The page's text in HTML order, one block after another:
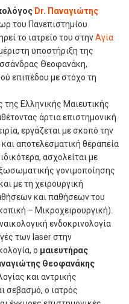
Dr. Παναγιώτης
του Πανεπιστημίου
το ιατρείο του στηνΑγία
υποστήριξη της
Θεοφανάκη,
επιπέδου με στόχο τη
Ελληνικής Μαιευτικής
άρτια επιστημονική
εργάζεται με σκοπό την
αποτελεσματική θεραπεία
ασχολείται με
γονιμοποίησης
με τη χειρουργική
και παθήσεων του
– Μικροχειρουργική).
ενδοκρινολογία
των laser στην
ο μαιευτήρας
Θεοφανάκης
και αντρικής
σεβασμό, ο ιατρός